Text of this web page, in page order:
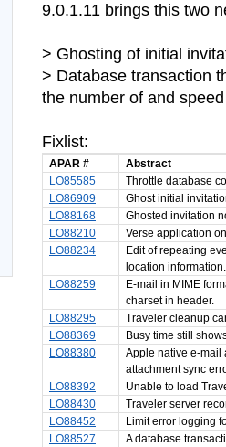
9.0.1.11 brings this two
> Ghosting of initial
> Database transaction
the number of and
Fixlist:
APAR #
Abstract
LO85585
Throttle database
LO86909
Ghost initial
LO88168
Ghosted invitation
LO88210
Verse application
LO88234
Edit of repeating
location information.
LO88259
E-mail in MIME
charset in header.
LO88295
Traveler cleanup
LO88369
Busy time still
LO88380
Apple native e-mail
attachment sync
LO88392
Unable to load
LO88430
Traveler server
LO88452
Limit error logging
LO88527
A database